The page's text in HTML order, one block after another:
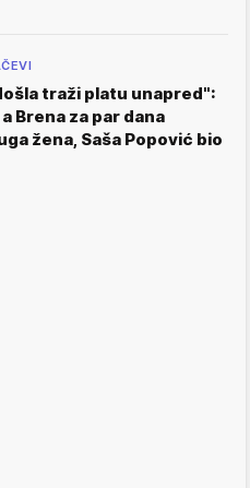
traži platu unapred":
Brena za par dana
žena, Saša Popović bio